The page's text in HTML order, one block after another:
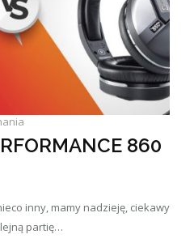
860
inny, mamy nadzieję, ciekawy
partię…